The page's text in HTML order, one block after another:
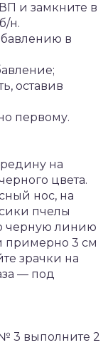
и замкните в
н.
в
оставив
первому.
на
цвета.
нос, на
пчелы
черную линию
примерно 3 см
зрачки на
— под
3 выполните 2